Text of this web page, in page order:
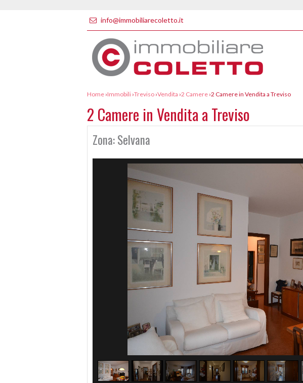
info@immobiliarecoletto.it
Home ›Immobili ›Treviso ›Vendita ›2 Camere ›2 Camere in Vendita a Treviso
2 Camere in Vendita a Treviso
Zona: Selvana